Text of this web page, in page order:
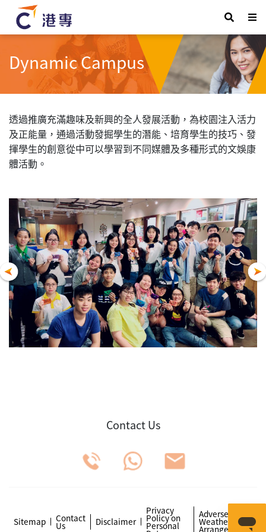
Dynamic Campus
透過推廣充滿趣味及新興的全人發展活動，為校園注入活力
及正能量，通過活動發掘學生的潛能、培育學生的技巧、發
揮學生的創意從中可以學習到不同媒體及多種形式的文娛康
體活動 。
Contact Us
Sitemap Contact
Us Disclaimer
Privacy
Policy on
Personal
Adverse
Weather
Arrangements